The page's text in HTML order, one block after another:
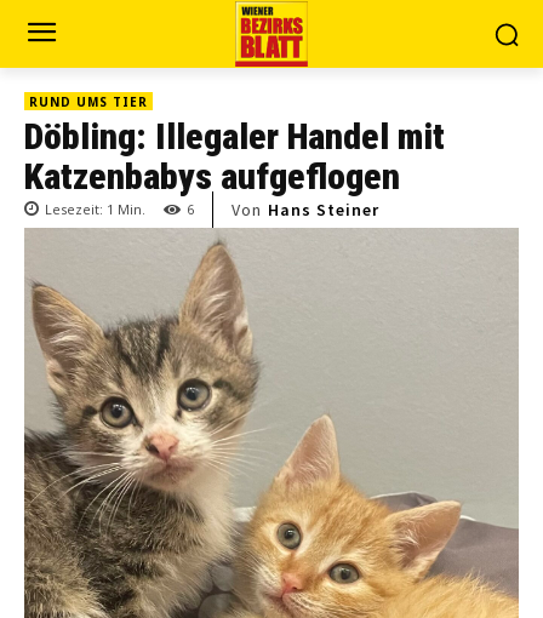
RUND UMS TIER
Döbling: Illegaler Handel mit
Katzenbabys aufgeflogen
Lesezeit: 1 Min. 6 Von Hans Steiner